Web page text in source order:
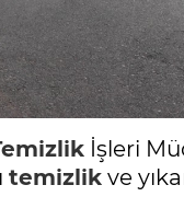
İşleri
temizlik ve